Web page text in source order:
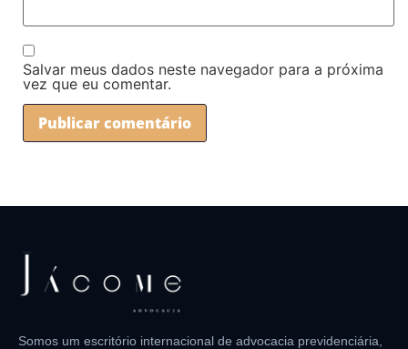
Salvar meus dados neste navegador para a próxima
vez que eu comentar.
Somos um escritório internacional de advocacia previdenciária,